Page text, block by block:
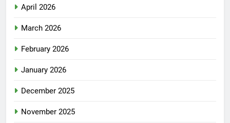
April 2026
March 2026
February 2026
January 2026
December 2025
November 2025